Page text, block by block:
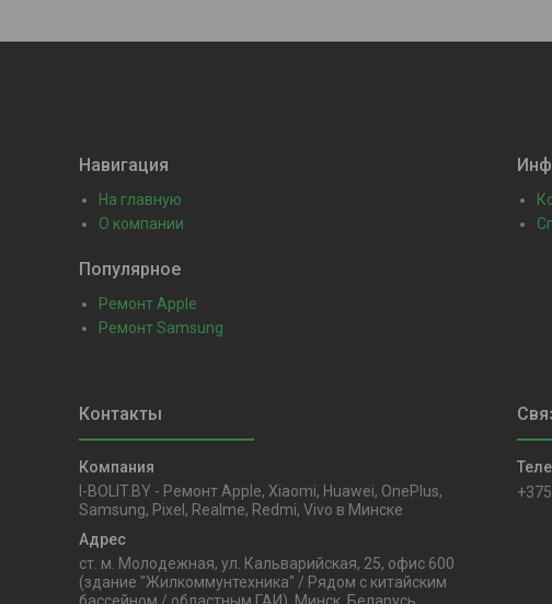
Навигация
На главную
О компании
Популярное
Ремонт Apple
Ремонт Samsung
I-BOLIT.BY - Ремонт Apple, Xiaomi, Huawei, OnePlus,
Samsung, Pixel, Realme, Redmi, Vivo в Минске
ст. м. Молодежная, ул. Кальварийская, 25, офис 600
(здание "Жилкоммунтехника" / Рядом с китайским